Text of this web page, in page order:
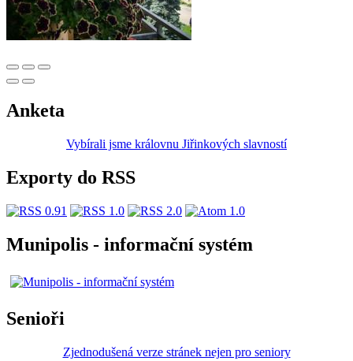
Anketa
Vybírali jsme královnu Jiřinkových slavností
Exporty do RSS
Munipolis - informační systém
Senioři
Zjednodušená verze stránek nejen pro seniory